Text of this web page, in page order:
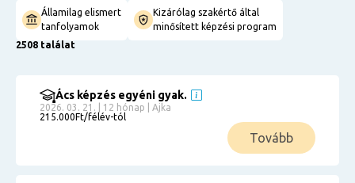
Államilag elismert
tanfolyamok
Kizárólag szakértő által
minősített képzési program
2508 találat
Ács képzés egyéni gyak.
2026. 03. 21. | 12 hónap | Ajka
215.000Ft/félév-tól
Tovább